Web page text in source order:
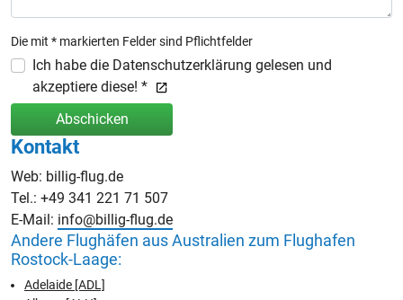
Die mit * markierten Felder sind Pflichtfelder
Ich habe die Datenschutzerklärung gelesen und
akzeptiere diese! *
Abschicken
Kontakt
Web: billig-flug.de
Tel.: +49 341 221 71 507
E-Mail: info@billig-flug.de
Andere Flughäfen aus Australien zum Flughafen
Rostock-Laage:
Adelaide [ADL]